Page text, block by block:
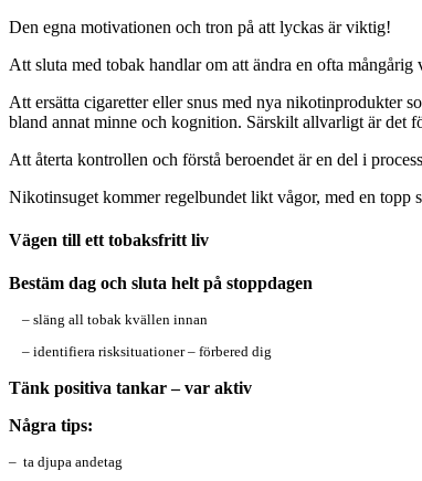
Den egna motivationen och tron på att lyckas är viktig!
Att sluta med tobak handlar om att ändra en ofta
Att ersätta cigaretter eller snus med nya nikotinprodukter
bland annat minne och kognition. Särskilt allvarligt är det
Att återta kontrollen och förstå beroendet är en del i
Nikotinsuget kommer regelbundet likt vågor, med en topp
Vägen till ett tobaksfritt liv
Bestäm dag och sluta helt på stoppdagen
– släng all tobak kvällen innan
– identifiera risksituationer – förbered dig
Tänk positiva tankar – var aktiv
Några tips:
– ta djupa andetag